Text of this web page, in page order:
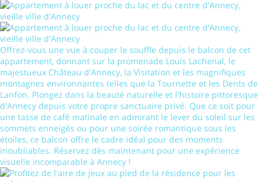
Offrez-vous une vue à couper le souffle depuis le balcon de cet
appartement, donnant sur la promenade Louis Lachenal, le
majestueux Château d'Annecy, la Visitation et les magnifiques
montagnes environnantes telles que la Tournette et les Dents de
Lanfon. Plongez dans la beauté naturelle et l'histoire pittoresque
d'Annecy depuis votre propre sanctuaire privé. Que ce soit pour
une tasse de café matinale en admirant le lever du soleil sur les
sommets enneigés ou pour une soirée romantique sous les
étoiles, ce balcon offre le cadre idéal pour des moments
inoubliables. Réservez dès maintenant pour une expérience
visuelle incomparable à Annecy !